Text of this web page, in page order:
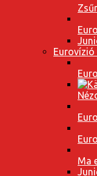
Eurovízió
Ma